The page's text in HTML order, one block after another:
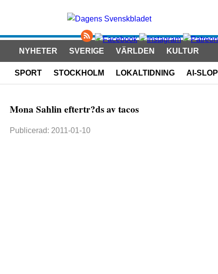
NYHETER SVERIGE VÄRLDEN KULTUR
SPORT STOCKHOLM LOKALTIDNING AI-SLOP
Mona Sahlin eftertr?ds av tacos
Publicerad: 2011-01-10